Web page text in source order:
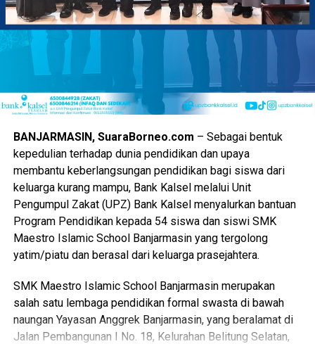
Produk halal khas daerah bakal dipajang untuk memicu
perputaran uang dan membuka jalan kerja sama dagang.
Selain itu, pemerintah provinsi mengharapkan perputaran
modal di area pameran kali ini mampu melampaui capaian
tahun sebelumnya.
“Nilai transaksi dipacu agar pendapatan para pedagang
kecil meningkat drastis selama kegiatan berlangsung,”
pungkasnya.
Tamu undangan dari jajaran kementerian hingga perwakilan
dewan pusat juga dijadwalkan hadir memeriahkan suasana.
Partisipasi dari berbagai pihak luar daerah diharapkan
makin memperkuat jejaring kemitraan Kalimantan Selatan.
Keterbukaan informasi ini memastikan seluruh capaian
kinerja Gubernur benar-benar dapat dipantau dan dirasakan
langsung oleh masyarakat.
BANJARMASIN, SuaraBorneo.com – Sebagai bentuk
kepedulian terhadap dunia pendidikan dan upaya
membantu keberlangsungan pendidikan bagi siswa dari
keluarga kurang mampu, Bank Kalsel melalui Unit
Pengumpul Zakat (UPZ) Bank Kalsel menyalurkan bantuan
Program Pendidikan kepada 54 siswa dan siswi SMK
Maestro Islamic School Banjarmasin yang tergolong
yatim/piatu dan berasal dari keluarga prasejahtera.
SMK Maestro Islamic School Banjarmasin merupakan
salah satu lembaga pendidikan formal swasta di bawah
naungan Yayasan Anggrek Banjarmasin, yang beralamat di
Jalan Pembangunan I No. 18, Kelurahan Belitung Selatan,